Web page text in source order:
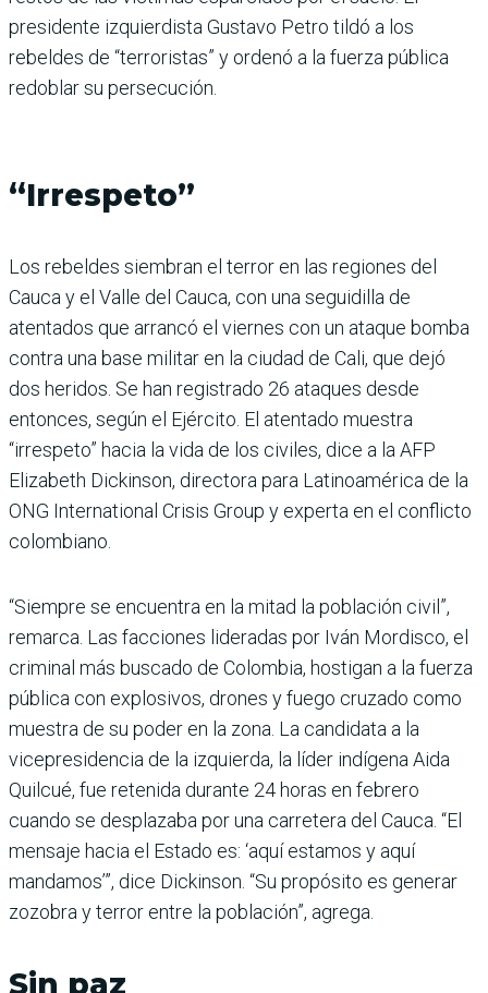
presidente izquierdista Gustavo Petro tildó a los
rebeldes de “terroristas” y ordenó a la fuerza pública
redoblar su persecución.
“Irrespeto”
Los rebeldes siembran el terror en las regiones del
Cauca y el Valle del Cauca, con una seguidilla de
atentados que arrancó el viernes con un ataque bomba
contra una base militar en la ciudad de Cali, que dejó
dos heridos. Se han registrado 26 ataques desde
entonces, según el Ejército. El atentado muestra
“irrespeto” hacia la vida de los civiles, dice a la AFP
Elizabeth Dickinson, directora para Latinoamérica de la
ONG International Crisis Group y experta en el conflicto
colombiano.
“Siempre se encuentra en la mitad la población civil”,
remarca. Las facciones lideradas por Iván Mordisco, el
criminal más buscado de Colombia, hostigan a la fuerza
pública con explosivos, drones y fuego cruzado como
muestra de su poder en la zona. La candidata a la
vicepresidencia de la izquierda, la líder indígena Aida
Quilcué, fue retenida durante 24 horas en febrero
cuando se desplazaba por una carretera del Cauca. “El
mensaje hacia el Estado es: ‘aquí estamos y aquí
mandamos’”, dice Dickinson. “Su propósito es generar
zozobra y terror entre la población”, agrega.
Sin paz